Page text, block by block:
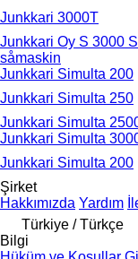
Junkkari 3000T
Junkkari Oy S 3000
såmaskin
Junkkari Simulta 200
Junkkari Simulta 250
Junkkari Simulta
Junkkari Simulta
Junkkari Simulta 200
Şirket
Hakkımızda Yardım
Türkiye / Türkçe
Bilgi